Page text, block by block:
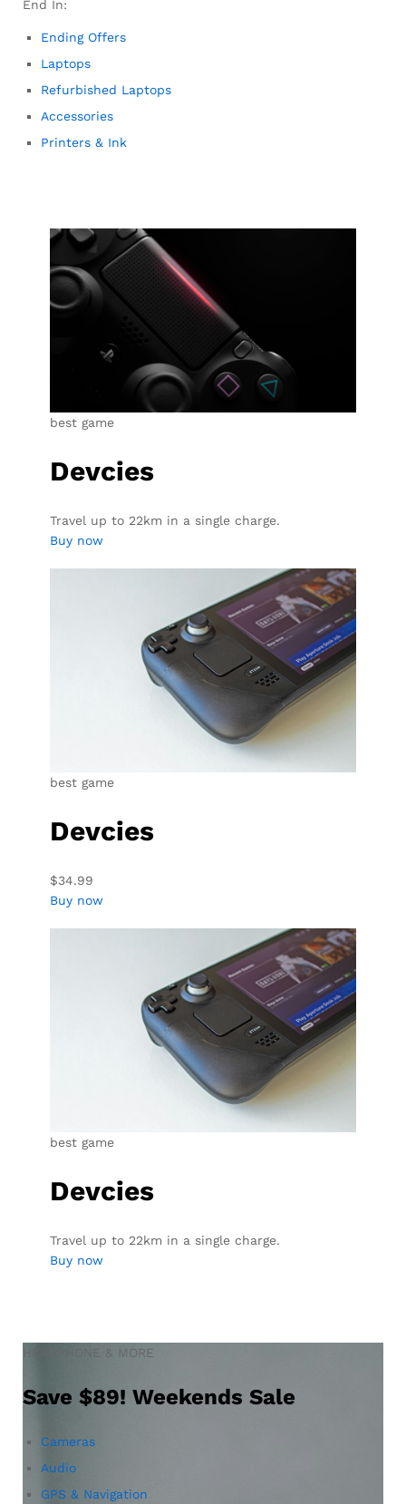
End In:
Ending Offers
Laptops
Refurbished Laptops
Accessories
Printers & Ink
best game
Devcies
Travel up to 22km in a single charge.
Buy now
best game
Devcies
$34.99
Buy now
best game
Devcies
Travel up to 22km in a single charge.
Buy now
HEADPHONE & MORE
Save $89! Weekends Sale
Cameras
Audio
GPS & Navigation